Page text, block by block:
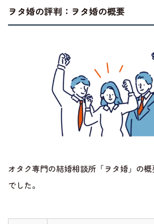
ヲタ婚の評判：ヲタ婚の概要
オタク専門の結婚相談所「ヲタ婚」の
でした。